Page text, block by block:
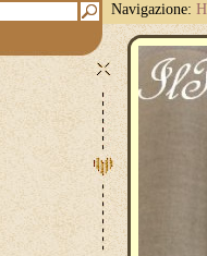
Navigazione:
cm.